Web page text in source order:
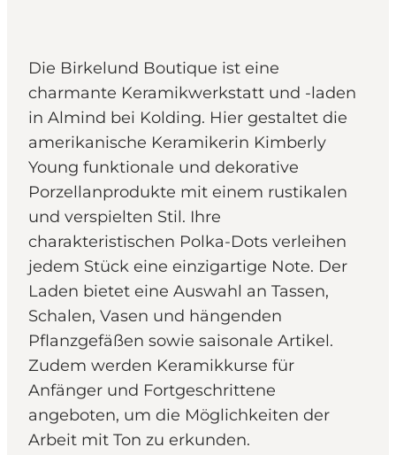
Die Birkelund Boutique ist eine
charmante Keramikwerkstatt und -laden
in Almind bei Kolding. Hier gestaltet die
amerikanische Keramikerin Kimberly
Young funktionale und dekorative
Porzellanprodukte mit einem rustikalen
und verspielten Stil. Ihre
charakteristischen Polka-Dots verleihen
jedem Stück eine einzigartige Note. Der
Laden bietet eine Auswahl an Tassen,
Schalen, Vasen und hängenden
Pflanzgefäßen sowie saisonale Artikel.
Zudem werden Keramikkurse für
Anfänger und Fortgeschrittene
angeboten, um die Möglichkeiten der
Arbeit mit Ton zu erkunden.